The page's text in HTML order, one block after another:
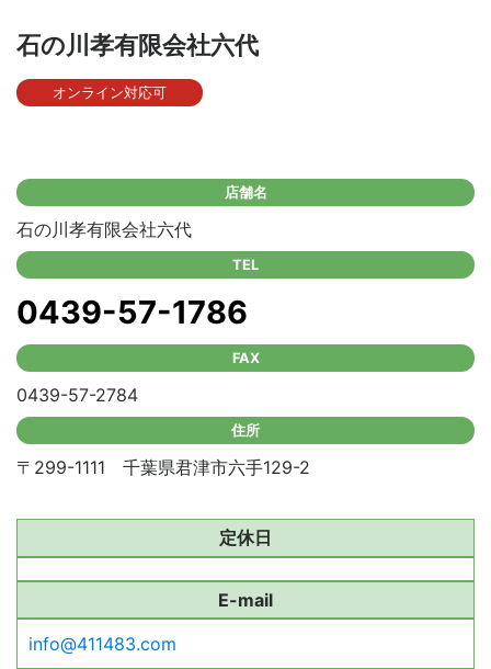
石の川孝有限会社六代
オンライン対応可
店舗名
石の川孝有限会社六代
TEL
0439-57-1786
FAX
0439-57-2784
住所
〒299-1111 千葉県君津市六手129-2
定休日
E-mail
info@411483.com